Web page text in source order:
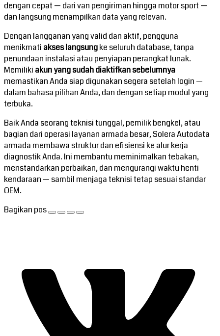
dengan cepat — dari van pengiriman hingga motor sport —
dan langsung menampilkan data yang relevan.
Dengan langganan yang valid dan aktif, pengguna
menikmati akses langsungke seluruh database, tanpa
penundaan instalasi atau penyiapan perangkat lunak.
Memiliki akun yang sudah diaktifkan sebelumnya
memastikan Anda siap digunakan segera setelah login —
dalam bahasa pilihan Anda, dan dengan setiap modul yang
terbuka.
Baik Anda seorang teknisi tunggal, pemilik bengkel, atau
bagian dari operasi layanan armada besar, Solera Autodata
armada membawa struktur dan efisiensi ke alur kerja
diagnostik Anda. Ini membantu meminimalkan tebakan,
menstandarkan perbaikan, dan mengurangi waktu henti
kendaraan — sambil menjaga teknisi tetap sesuai standar
OEM.
Bagikan pos